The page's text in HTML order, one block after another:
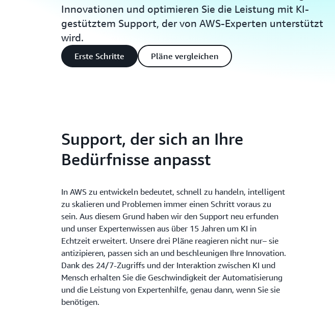
Innovationen und optimieren Sie die Leistung mit KI-
gestütztem Support, der von AWS-Experten unterstützt
wird.
Erste Schritte Pläne vergleichen
Support, der sich an Ihre
Bedürfnisse anpasst
In AWS zu entwickeln bedeutet, schnell zu handeln, intelligent
zu skalieren und Problemen immer einen Schritt voraus zu
sein. Aus diesem Grund haben wir den Support neu erfunden
und unser Expertenwissen aus über 15 Jahren um KI in
Echtzeit erweitert. Unsere drei Pläne reagieren nicht nur– sie
antizipieren, passen sich an und beschleunigen Ihre Innovation.
Dank des 24/7-Zugriffs und der Interaktion zwischen KI und
Mensch erhalten Sie die Geschwindigkeit der Automatisierung
und die Leistung von Expertenhilfe, genau dann, wenn Sie sie
benötigen.